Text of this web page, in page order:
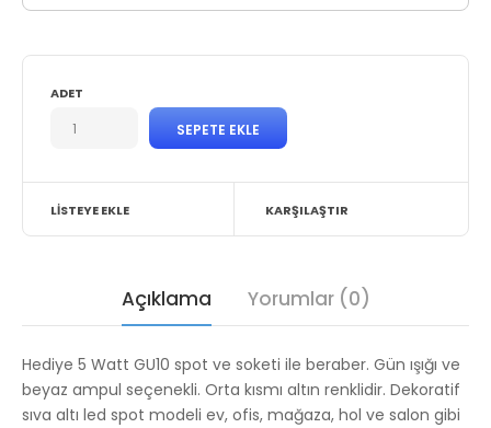
ADET
LISTEYE EKLE KARŞILAŞTIR
Açıklama Yorumlar (0)
Hediye 5 Watt GU10 spot ve soketi ile beraber. Gün ışığı ve
beyaz ampul seçenekli. Orta kısmı altın renklidir. Dekoratif
sıva altı led spot modeli ev, ofis, mağaza, hol ve salon gibi